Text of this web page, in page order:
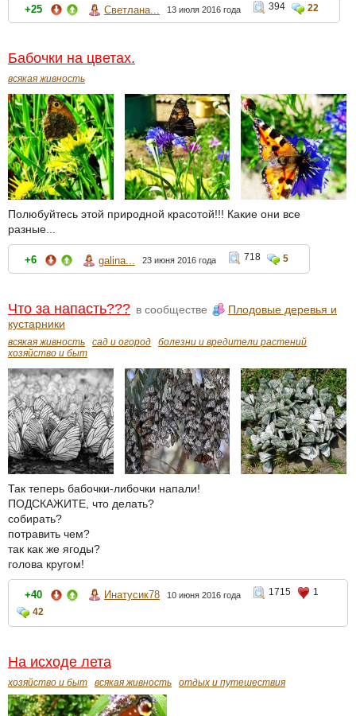
+25 Светлана... 13 июля 2016 года 394 22
Бабочки на цветах.
всякая живность
Полюбуйтесь этой природной красотой!!! Какие они все
разные...
+6 galina... 23 июня 2016 года 718 5
Что за напасть??? в сообществе
Плодовые деревья и
кустарники
всякая живность сад и огород
болезни и вредители растений
хозяйство и быт
Так теперь бабочки-либочки напали!
ПОДСКАЖИТЕ, что делать?
собирать?
потравить чем?
так как же ягоды?
голова кругом!
+40 Инатусик78 10 июня 2016 года 1715
1
42
На исходе лета
хозяйство и быт всякая живность отдых и путешествия